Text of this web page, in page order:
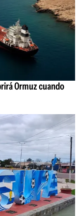
Ormuz cuando